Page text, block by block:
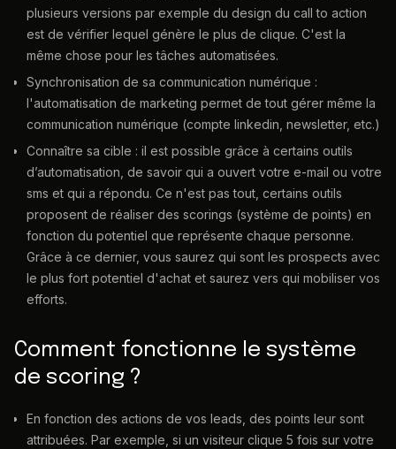
plusieurs versions par exemple du design du call to action
est de vérifier lequel génère le plus de clique. C'est la
même chose pour les tâches automatisées.
Synchronisation de sa communication numérique :
l'automatisation de marketing permet de tout gérer même la
communication numérique (compte linkedin, newsletter, etc.)
Connaître sa cible : il est possible grâce à certains outils
d’automatisation, de savoir qui a ouvert votre e-mail ou votre
sms et qui a répondu. Ce n'est pas tout, certains outils
proposent de réaliser des scorings (système de points) en
fonction du potentiel que représente chaque personne.
Grâce à ce dernier, vous saurez qui sont les prospects avec
le plus fort potentiel d'achat et saurez vers qui mobiliser vos
efforts.
Comment fonctionne le système
de scoring ?
En fonction des actions de vos leads, des points leur sont
attribuées. Par exemple, si un visiteur clique 5 fois sur votre